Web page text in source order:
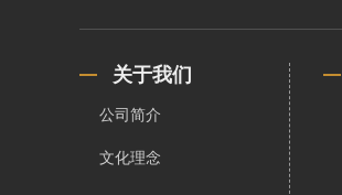
关于我们
公司简介
文化理念